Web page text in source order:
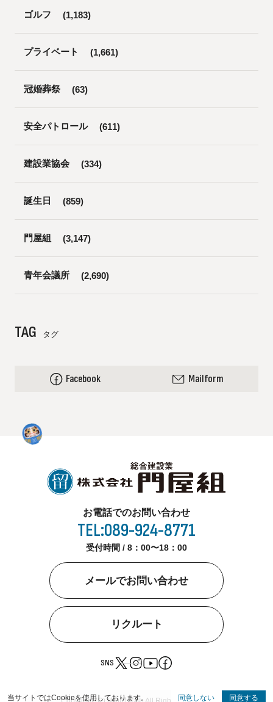
当サイトではCookieを使用しております。 同意しない 同意する
ゴルフ (1,183)
プライベート (1,661)
冠婚葬祭 (63)
安全パトロール (611)
建設業協会 (334)
誕生日 (859)
門屋組 (3,147)
青年会議所 (2,690)
TAG タグ
Facebook Mailform
お電話でのお問い合わせ
TEL:089-924-8771
受付時間 / 8：00〜18：00
メールでお問い合わせ
リクルート
SNS